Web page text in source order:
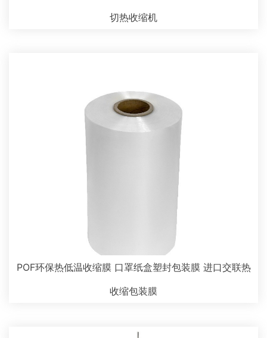
切热收缩机
POF环保热低温收缩膜 口罩纸盒塑封包装膜 进口交联热
收缩包装膜